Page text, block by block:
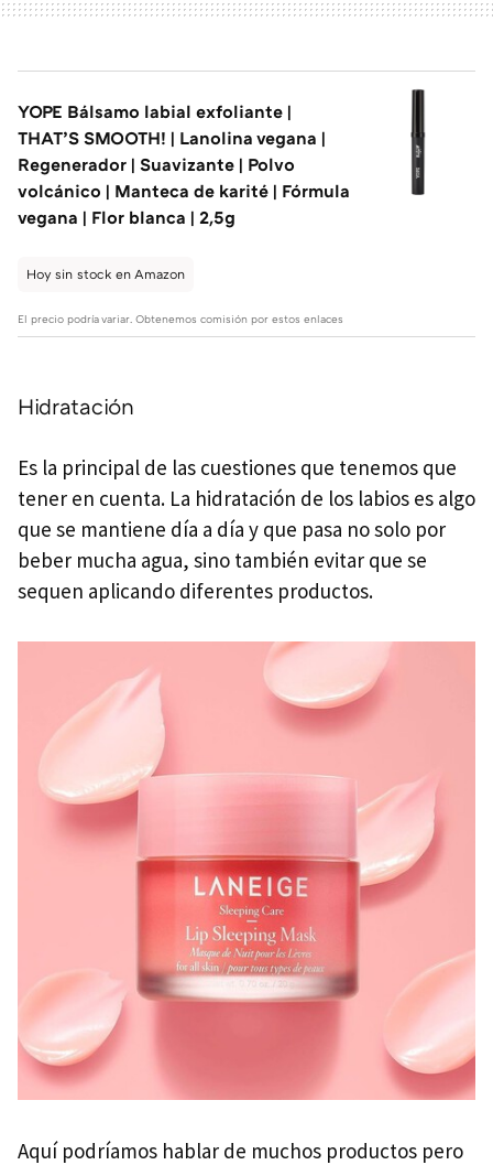
YOPE Bálsamo labial exfoliante |
THAT’S SMOOTH! | Lanolina vegana |
Regenerador | Suavizante | Polvo
volcánico | Manteca de karité | Fórmula
vegana | Flor blanca | 2,5g
Hoy sin stock en Amazon
El precio podría variar. Obtenemos comisión por estos enlaces
Hidratación
Es la principal de las cuestiones que tenemos que
tener en cuenta. La hidratación de los labios es algo
que se mantiene día a día y que pasa no solo por
beber mucha agua, sino también evitar que se
sequen aplicando diferentes productos.
Aquí podríamos hablar de muchos productos pero